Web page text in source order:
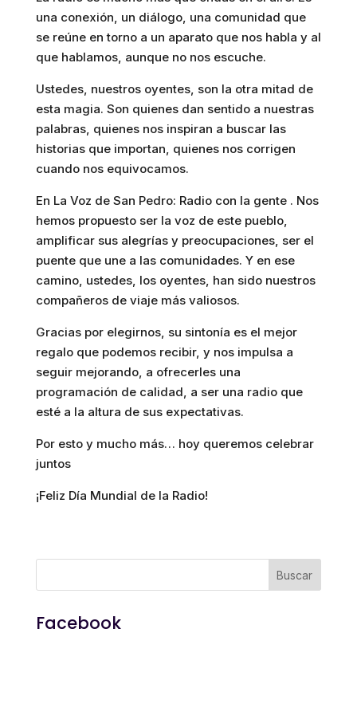
una conexión, un diálogo, una comunidad que
se reúne en torno a un aparato que nos habla y al
que hablamos, aunque no nos escuche.
Ustedes, nuestros oyentes, son la otra mitad de
esta magia. Son quienes dan sentido a nuestras
palabras, quienes nos inspiran a buscar las
historias que importan, quienes nos corrigen
cuando nos equivocamos.
En La Voz de San Pedro: Radio con la gente . Nos
hemos propuesto ser la voz de este pueblo,
amplificar sus alegrías y preocupaciones, ser el
puente que une a las comunidades. Y en ese
camino, ustedes, los oyentes, han sido nuestros
compañeros de viaje más valiosos.
Gracias por elegirnos, su sintonía es el mejor
regalo que podemos recibir, y nos impulsa a
seguir mejorando, a ofrecerles una
programación de calidad, a ser una radio que
esté a la altura de sus expectativas.
Por esto y mucho más… hoy queremos celebrar
juntos
¡Feliz Día Mundial de la Radio!
Facebook